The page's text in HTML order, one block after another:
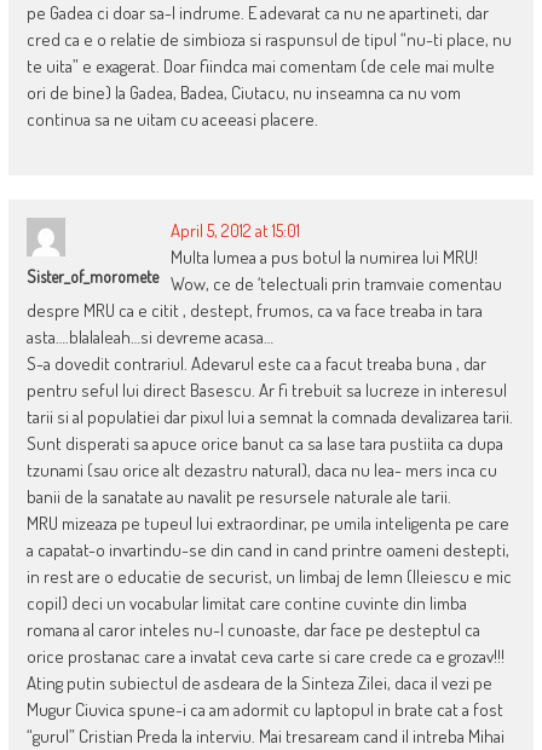
pe Gadea ci doar sa-l indrume. E adevarat ca nu ne apartineti, dar
cred ca e o relatie de simbioza si raspunsul de tipul “nu-ti place, nu
te uita” e exagerat. Doar fiindca mai comentam (de cele mai multe
ori de bine) la Gadea, Badea, Ciutacu, nu inseamna ca nu vom
continua sa ne uitam cu aceeasi placere.
Sister_of_moromete
April 5, 2012 at 15:01
Multa lumea a pus botul la numirea lui MRU!
Wow, ce de ‘telectuali prin tramvaie comentau
despre MRU ca e citit , destept, frumos, ca va face treaba in tara
asta….blalaleah…si devreme acasa…
S-a dovedit contrariul. Adevarul este ca a facut treaba buna , dar
pentru seful lui direct Basescu. Ar fi trebuit sa lucreze in interesul
tarii si al populatiei dar pixul lui a semnat la comnada devalizarea tarii.
Sunt disperati sa apuce orice banut ca sa lase tara pustiita ca dupa
tzunami (sau orice alt dezastru natural), daca nu lea- mers inca cu
banii de la sanatate au navalit pe resursele naturale ale tarii.
MRU mizeaza pe tupeul lui extraordinar, pe umila inteligenta pe care
a capatat-o invartindu-se din cand in cand printre oameni destepti,
in rest are o educatie de securist, un limbaj de lemn (Ileiescu e mic
copil) deci un vocabular limitat care contine cuvinte din limba
romana al caror inteles nu-l cunoaste, dar face pe desteptul ca
orice prostanac care a invatat ceva carte si care crede ca e grozav!!!
Ating putin subiectul de asdeara de la Sinteza Zilei, daca il vezi pe
Mugur Ciuvica spune-i ca am adormit cu laptopul in brate cat a fost
“gurul” Cristian Preda la interviu. Mai tresaream cand il intreba Mihai